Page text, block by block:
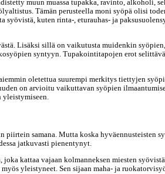
muun muassa tupakka, ravinto, alkoholi,
Tämän perusteella moni syöpä olisi
kuten rinta-, eturauhas- ja
Lisäksi sillä on vaikutusta muidenkin
syntyyn. Tupakointitapojen erot
oletettua suurempi merkitys tiettyjen
on arvioitu vaikuttavan syöpien
yleistymiseen.
piirtein samana. Mutta koska hyväennusteisten
jatkuvasti pienentynyt.
kattaa vajaan kolmanneksen miesten
yleistyneet. Sen sijaan maha- ja